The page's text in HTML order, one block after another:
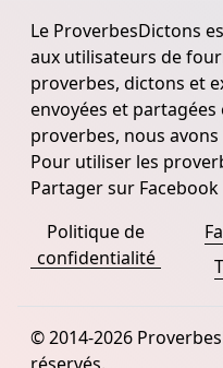
Le ProverbesDictons
aux utilisateurs de
proverbes, dictons et
envoyées et
proverbes, nous
Pour utiliser les
Partager sur Facebook
Politique de
confidentialité
© 2014-2026